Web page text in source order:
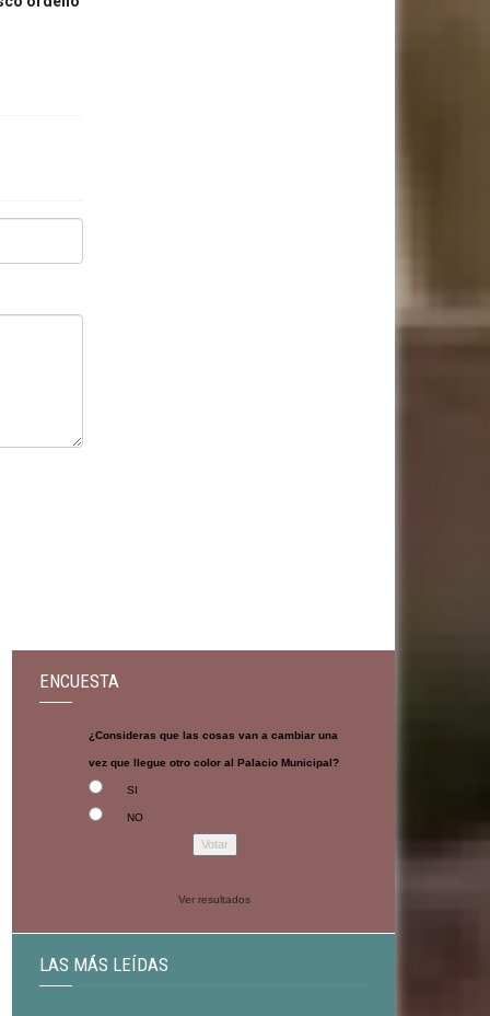
ENCUESTA
¿Consideras que las cosas van a cambiar una
vez que llegue otro color al Palacio Municipal?
SI
NO
Ver resultados
LAS MÁS LEÍDAS